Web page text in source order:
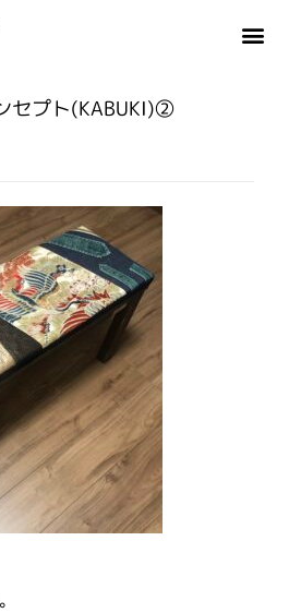
セプト(KABUKI)②